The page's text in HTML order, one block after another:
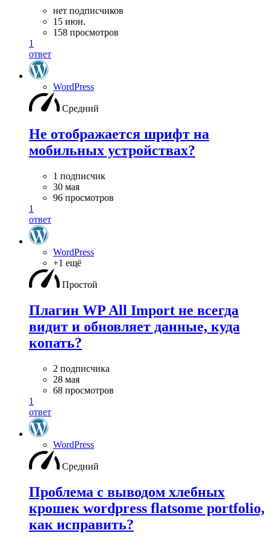
нет подписчиков
15 июн.
158 просмотров
1
ответ
WordPress
Средний
Не отображается шрифт на
мобильных устройствах?
1 подписчик
30 мая
96 просмотров
1
ответ
WordPress
+1 ещё
Простой
Плагин WP All Import не всегда
видит и обновляет данные, куда
копать?
2 подписчика
28 мая
68 просмотров
1
ответ
WordPress
Средний
Проблема с выводом хлебных
крошек wordpress flatsome portfolio,
как исправить?